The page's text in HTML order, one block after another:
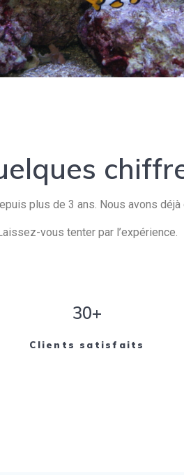
plus de 3 ans. Nous avons
vous tenter par l’expérience.
30+
Clients satisfaits